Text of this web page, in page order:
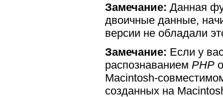
Замечание: Данная
двоичные данные,
версии не обладали
Замечание: Если у
распознаванием PHP
Macintosh-
созданных на